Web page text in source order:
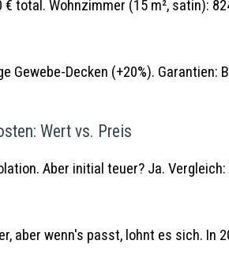
total. Wohnzimmer (15 m², satin):
Decken (+20%). Garantien:
Wert vs. Preis
Aber initial teuer? Ja.
aber wenn's passt, lohnt es sich. In